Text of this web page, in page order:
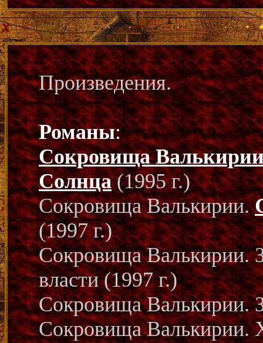
Произведения.
Романы:
Сокровища
Солнца(1995 г.)
Сокровища Валькирии.
(1997 г.)
Сокровища Валькирии.
власти (1997 г.)
Сокровища Валькирии.
Сокровища Валькирии.